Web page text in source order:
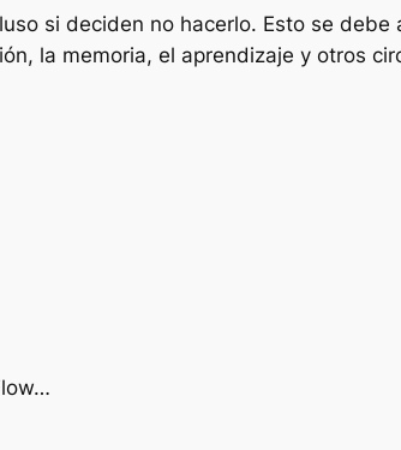
si deciden no hacerlo. Esto se debe
la memoria, el aprendizaje y otros